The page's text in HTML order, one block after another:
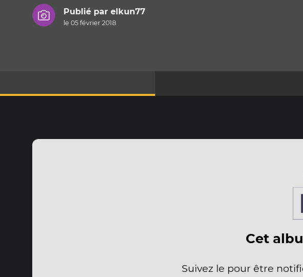
Publié par elkun77
le 05 février 2018
Cet
Suivez le pour être